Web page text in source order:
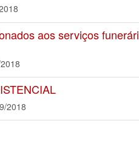
aos serviços
2018